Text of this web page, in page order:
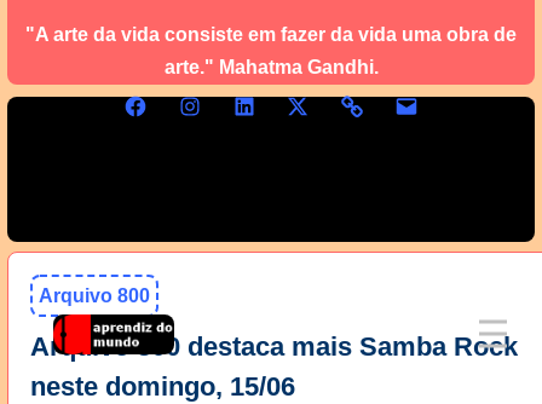
"A arte da vida consiste em fazer da vida uma obra de
arte." Mahatma Gandhi.
Arquivo 800
Arquivo 800 destaca mais Samba Rock
neste domingo, 15/06